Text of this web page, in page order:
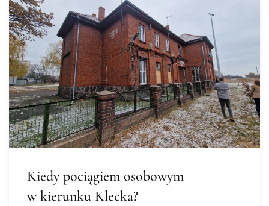
Kiedy pociągiem osobowym
w kierunku Kłecka?